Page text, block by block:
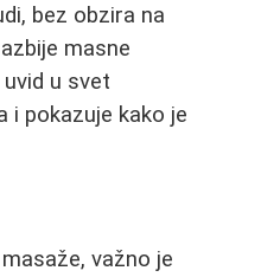
bez obzira na
masne
u svet
i pokazuje kako je
važno je